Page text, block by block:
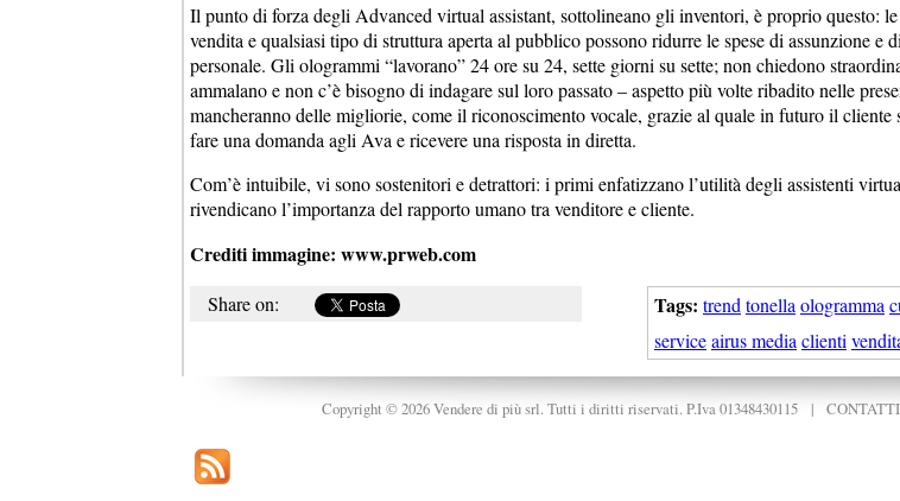
Il punto di forza degli Advanced virtual assistant, sottolineano gli inventori, è proprio questo:
vendita e qualsiasi tipo di struttura aperta al pubblico possono ridurre le spese di assunzione e
personale. Gli ologrammi “lavorano” 24 ore su 24, sette giorni su sette; non chiedono
ammalano e non c’è bisogno di indagare sul loro passato – aspetto più volte ribadito nelle
mancheranno delle migliorie, come il riconoscimento vocale, grazie al quale in futuro il cliente
fare una domanda agli Ava e ricevere una risposta in diretta.
Com’è intuibile, vi sono sostenitori e detrattori: i primi enfatizzano l’utilità degli assistenti
rivendicano l’importanza del rapporto umano tra venditore e cliente.
Crediti immagine: www.prweb.com
Tags: trend tonella ologramma
serviceairus media clienti
Share on:
Copyright © 2026 Vendere di più srl. Tutti i diritti riservati. P.Iva 01348430115 |CONTATTI